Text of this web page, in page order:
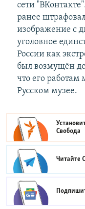
сети
ранее
изображение с
уголовное
России как
был возмущён
что его
Русском музее.
Свобода
Читайте